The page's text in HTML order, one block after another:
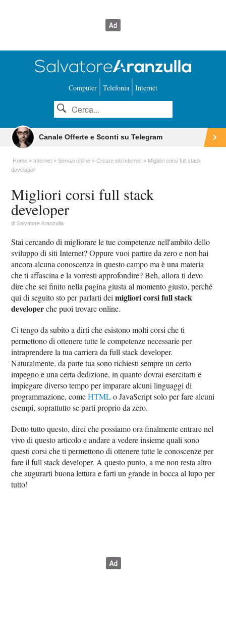
Computer Telefonia Internet
Canale Offerte e Sconti su Telegram
Home Internet Servizi online Creare siti Internet
Migliori corsi full stack
developer
Migliori corsi full stack
developer
diSalvatore Aranzulla
Stai cercando di migliorare le tue competenze nell'ambito dello
sviluppo di siti Internet? Oppure vuoi partire da zero e non hai
ancora alcuna conoscenza in questo campo ma è una materia
che ti affascina e la vorresti approfondire? Beh, allora ti devo
dire che sei finito nella pagina giusta al momento giusto, perché
qui di seguito sto per parlarti deimigliori corsi full stack
developerche puoi trovare online.
Ci tengo da subito a dirti che esistono molti corsi che ti
permettono di ottenere tutte le competenze necessarie per
intraprendere la tua carriera da full stack developer.
Naturalmente, da parte tua sono richiesti sempre un certo
impegno e una certa dedizione, in quanto dovrai esercitarti e
impiegare diverso tempo per imparare alcuni linguaggi di
programmazione, comeHTMLo JavaScript solo per fare alcuni
esempi, soprattutto se parti proprio da zero.
Detto tutto questo, direi che possiamo ora finalmente entrare nel
vivo di questo articolo e andare a vedere insieme quali sono
questi corsi che ti permettono di ottenere tutte le conoscenze per
fare il full stack developer. A questo punto, a me non resta altro
che augurarti buona lettura e farti un grande in bocca al lupo per
tutto!